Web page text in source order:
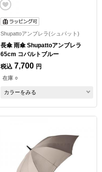
Shupattoアンブレラ(シュパット)
長傘 雨傘 Shupattoアンブレラ
65cm コバルトブルー
税込 7,700 円
在庫 ○
カラーをみる